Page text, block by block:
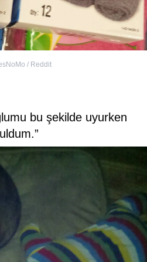
/ Reddit
bu şekilde uyurken